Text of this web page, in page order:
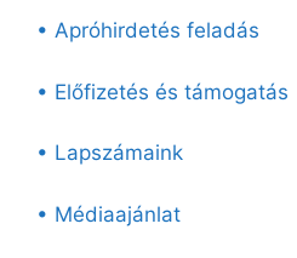
• Apróhirdetés feladás
• Előfizetés és támogatás
• Lapszámaink
• Médiaajánlat